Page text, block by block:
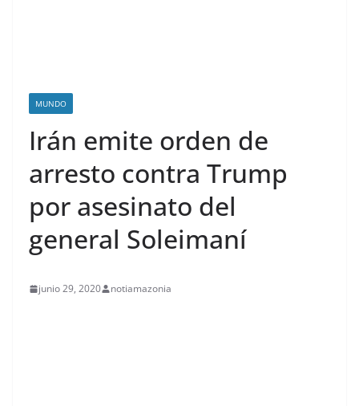
MUNDO
Irán emite orden de
arresto contra Trump
por asesinato del
general Soleimaní
junio 29, 2020 notiamazonia